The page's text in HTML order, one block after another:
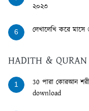
২০২৩
6 লেখালেখি করে
HADITH & QURAN
1
30 পারা কোরআন
download